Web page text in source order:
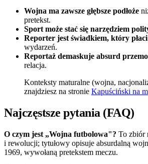
Wojna ma zawsze głębsze podłoże
pretekst.
Sport może stać się narzędziem
Reporter jest świadkiem, który płaci
wydarzeń.
Reportaż demaskuje absurd
relacja.
Konteksty maturalne (wojna,
znajdziesz na stronie Kapuściński na
Najczęstsze pytania (FAQ)
O czym jest „Wojna futbolowa"? To zbiór
i rewolucji; tytułowy opisuje absurdalną
1969, wywołaną pretekstem meczu.